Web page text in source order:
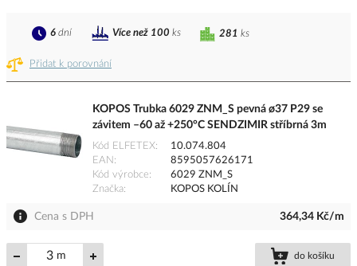
Přidat k porovnání
281 ks
6 dní Více než 100 ks
KOPOS Trubka 6029 ZNM_S pevná ø37 P29 se
závitem –60 až +250°C SENDZIMIR stříbrná 3m
Kód ELFETEX
10.074.804
EAN
8595057626171
Kód výrobce
6029 ZNM_S
Značka
KOPOS KOLÍN
Cena s DPH 364,34 Kč/m
m do košíku